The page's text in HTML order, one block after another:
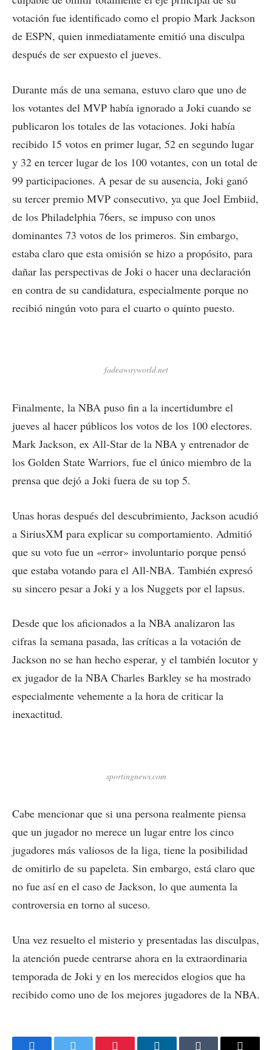
votación fue identificado como el propio Mark Jackson
de ESPN, quien inmediatamente emitió una disculpa
después de ser expuesto el jueves.
Durante más de una semana, estuvo claro que uno de
los votantes del MVP había ignorado a Joki cuando se
publicaron los totales de las votaciones. Joki había
recibido 15 votos en primer lugar, 52 en segundo lugar
y 32 en tercer lugar de los 100 votantes, con un total de
99 participaciones. A pesar de su ausencia, Joki ganó
su tercer premio MVP consecutivo, ya que Joel Embiid,
de los Philadelphia 76ers, se impuso con unos
dominantes 73 votos de los primeros. Sin embargo,
estaba claro que esta omisión se hizo a propósito, para
dañar las perspectivas de Joki o hacer una declaración
en contra de su candidatura, especialmente porque no
recibió ningún voto para el cuarto o quinto puesto.
fadeawayworld.net
Finalmente, la NBA puso fin a la incertidumbre el
jueves al hacer públicos los votos de los 100 electores.
Mark Jackson, ex All-Star de la NBA y entrenador de
los Golden State Warriors, fue el único miembro de la
prensa que dejó a Joki fuera de su top 5.
Unas horas después del descubrimiento, Jackson acudió
a SiriusXM para explicar su comportamiento. Admitió
que su voto fue un «error» involuntario porque pensó
que estaba votando para el All-NBA. También expresó
su sincero pesar a Joki y a los Nuggets por el lapsus.
Desde que los aficionados a la NBA analizaron las
cifras la semana pasada, las críticas a la votación de
Jackson no se han hecho esperar, y el también locutor y
ex jugador de la NBA Charles Barkley se ha mostrado
especialmente vehemente a la hora de criticar la
inexactitud.
sportingnews.com
Cabe mencionar que si una persona realmente piensa
que un jugador no merece un lugar entre los cinco
jugadores más valiosos de la liga, tiene la posibilidad
de omitirlo de su papeleta. Sin embargo, está claro que
no fue así en el caso de Jackson, lo que aumenta la
controversia en torno al suceso.
Una vez resuelto el misterio y presentadas las disculpas,
la atención puede centrarse ahora en la extraordinaria
temporada de Joki y en los merecidos elogios que ha
recibido como uno de los mejores jugadores de la NBA.